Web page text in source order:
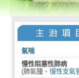
氣喘
慢性阻塞性肺病
(肺氣腫 、慢性支氣